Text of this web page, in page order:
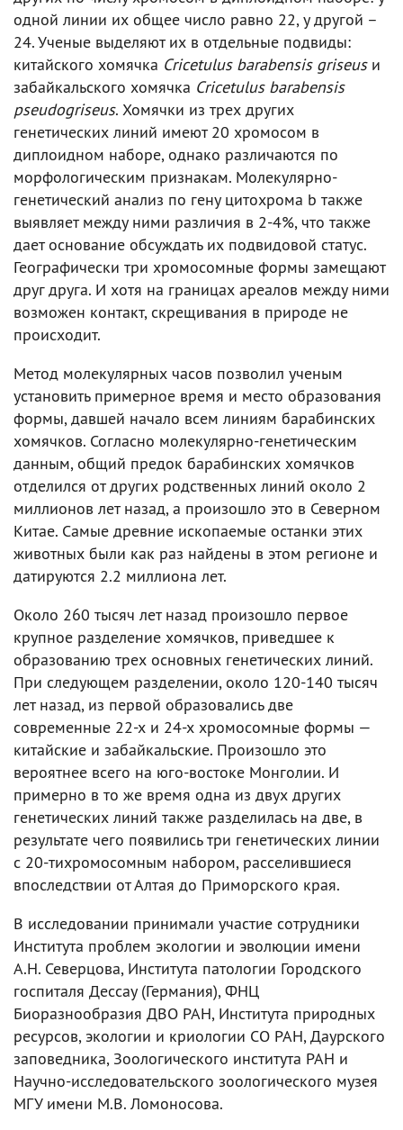
одной линии их общее число равно 22, у другой –
24. Ученые выделяют их в отдельные подвиды:
китайского хомячка Cricetulus barabensis griseusи
забайкальского хомячка Cricetulus barabensis
pseudogriseus. Хомячки из трех других
генетических линий имеют 20 хромосом в
диплоидном наборе, однако различаются по
морфологическим признакам. Молекулярно-
генетический анализ по гену цитохрома b также
выявляет между ними различия в 2-4%, что также
дает основание обсуждать их подвидовой статус.
Географически три хромосомные формы замещают
друг друга. И хотя на границах ареалов между ними
возможен контакт, скрещивания в природе не
происходит.
Метод молекулярных часов позволил ученым
установить примерное время и место образования
формы, давшей начало всем линиям барабинских
хомячков. Согласно молекулярно-генетическим
данным, общий предок барабинских хомячков
отделился от других родственных линий около 2
миллионов лет назад, а произошло это в Северном
Китае. Самые древние ископаемые останки этих
животных были как раз найдены в этом регионе и
датируются 2.2 миллиона лет.
Около 260 тысяч лет назад произошло первое
крупное разделение хомячков, приведшее к
образованию трех основных генетических линий.
При следующем разделении, около 120-140 тысяч
лет назад, из первой образовались две
современные 22-х и 24-х хромосомные формы —
китайские и забайкальские. Произошло это
вероятнее всего на юго-востоке Монголии. И
примерно в то же время одна из двух других
генетических линий также разделилась на две, в
результате чего появились три генетических линии
с 20-тихромосомным набором, расселившиеся
впоследствии от Алтая до Приморского края.
В исследовании принимали участие сотрудники
Института проблем экологии и эволюции имени
А.Н. Северцова, Института патологии Городского
госпиталя Дессау (Германия), ФНЦ
Биоразнообразия ДВО РАН, Института природных
ресурсов, экологии и криологии СО РАН, Даурского
заповедника, Зоологического института РАН и
Научно-исследовательского зоологического музея
МГУ имени М.В. Ломоносова.